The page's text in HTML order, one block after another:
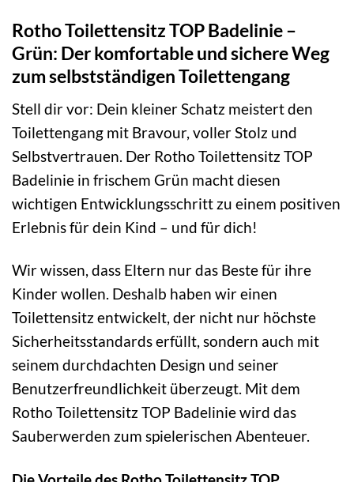
Rotho Toilettensitz TOP Badelinie –
Grün: Der komfortable und sichere Weg
zum selbstständigen Toilettengang
Stell dir vor: Dein kleiner Schatz meistert den
Toilettengang mit Bravour, voller Stolz und
Selbstvertrauen. Der Rotho Toilettensitz TOP
Badelinie in frischem Grün macht diesen
wichtigen Entwicklungsschritt zu einem positiven
Erlebnis für dein Kind – und für dich!
Wir wissen, dass Eltern nur das Beste für ihre
Kinder wollen. Deshalb haben wir einen
Toilettensitz entwickelt, der nicht nur höchste
Sicherheitsstandards erfüllt, sondern auch mit
seinem durchdachten Design und seiner
Benutzerfreundlichkeit überzeugt. Mit dem
Rotho Toilettensitz TOP Badelinie wird das
Sauberwerden zum spielerischen Abenteuer.